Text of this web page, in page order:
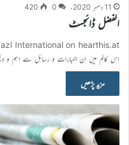
11 دسمبر 2020ء 0
420
الفضل ڈائجسٹ
International on hearthis.at
اس کالم میں ان اخبارات و رسائل سے اہم و
مزید پڑھیں